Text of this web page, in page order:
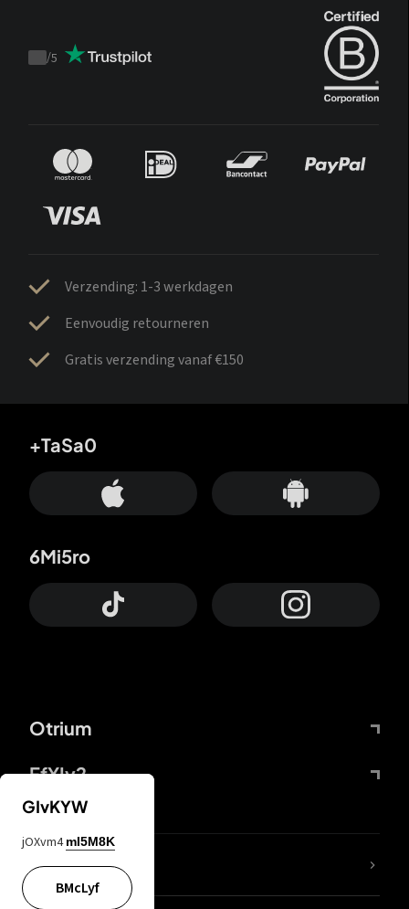
Trustpilot
/5
Verzending: 1-3 werkdagen
Eenvoudig retourneren
Gratis verzending vanaf €150
Otrium
FfYIy2
+TaSa0
6Mi5ro
KIjvtr
GIvKYW
jOXvm4 mI5M8K
BMcLyf